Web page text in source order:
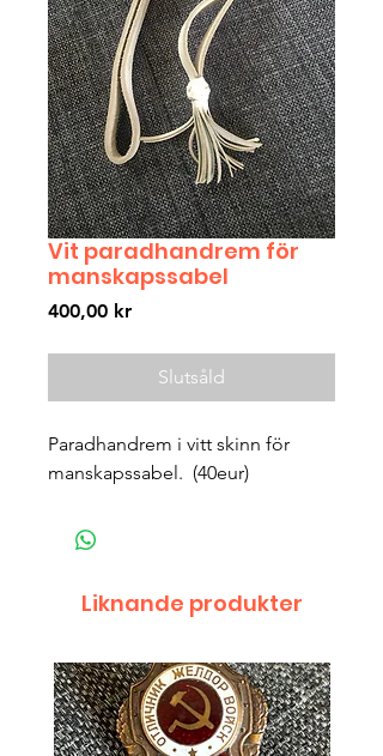
Vit paradhandrem för
manskapssabel
400,00 krPris
Slutsåld
Paradhandrem i vitt skinn för
manskapssabel.  (40eur)
Liknande produkter